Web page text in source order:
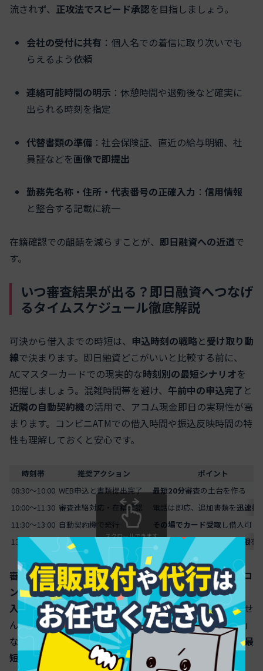
流されず、 正攻法でスピード承認を目指しましょう。
会社の受付に共有 ：個人名での着信に取り次いでも
らえるよう依頼
連絡可能時間の明示 ：休憩時間や退勤後など確実に
出られる時刻を指定
代替書類の準備 ：社会保険証、直近の給与明細、社
員証などを画像で即提出
勤務先名称・住所・代表番号の正確入力 ：信用情報
と整合する記載に統一
在籍確認での齟齬を減らすことが、 即日融資への近道で
す。
いつ審査結果が出る？即日融資へつなげ
るタイムスケジュール徹底解説
可決から借入までの時短は、 申込時刻の戦略と受け取り動
線で決まります。即日融資どこがいいと比較する前に、
ACマスターカードでの現実的な時刻別の最短シナリオを
把握しましょう。混雑時間帯を避け、 午前中の申込完了 と
近隣の自動契約機の活用で、アコム現金即日の実現性が高
まります。コンビニATMでの借入時間や振込反映時間の特
性も理解しておくと安心です。
時刻帯 推奨アクション
ポイント
08:30〜10:00 WEB申込と書類提出完了 最短20分審査の土台を作る
10:00〜11:30 審査連絡対応・在籍確認 電話は即応、追加書類を迅速提
11:30〜13:00 自動契約機で発行 その場でカード受取 し借入可
13:00以降
ATMまたは振込による借入 コンビニATMの 手数料と上限を
スクロールできます
審査激混みを避けるには朝イチが有利です。アコム借入コ
ンビニ時間の上限や手数料を把握し、アコム24時間借り
入れに対応するATMやアプリを活用すると無駄がありませ
ん。なお「少額融資審査なし」「必ず通るカードローン」
などの表現は誤情報にあたるため、
正規の審査を前提に最
短化を図る
ことが安全です。